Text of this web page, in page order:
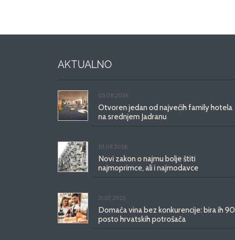
AKTUALNO
03.08.2026.
Otvoren jedan od najvećih family hotela
na srednjem Jadranu
01.08.2026.
Novi zakon o najmu bolje štiti
najmoprimce, ali i najmodavce
31.07.2026.
Domaća vina bez konkurencije: bira ih 90
posto hrvatskih potrošača